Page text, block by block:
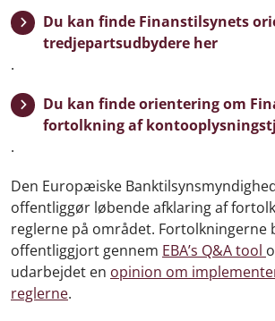
Du kan finde Finanstilsynets
tredjepartsudbydere her
.
Du kan finde orientering om
fortolkning af
.
Den Europæiske
offentliggør løbende afklaring af
reglerne på området. Fortolkningerne
offentliggjort gennem EBA’s Q&A tool
udarbejdet en opinion om
reglerne.